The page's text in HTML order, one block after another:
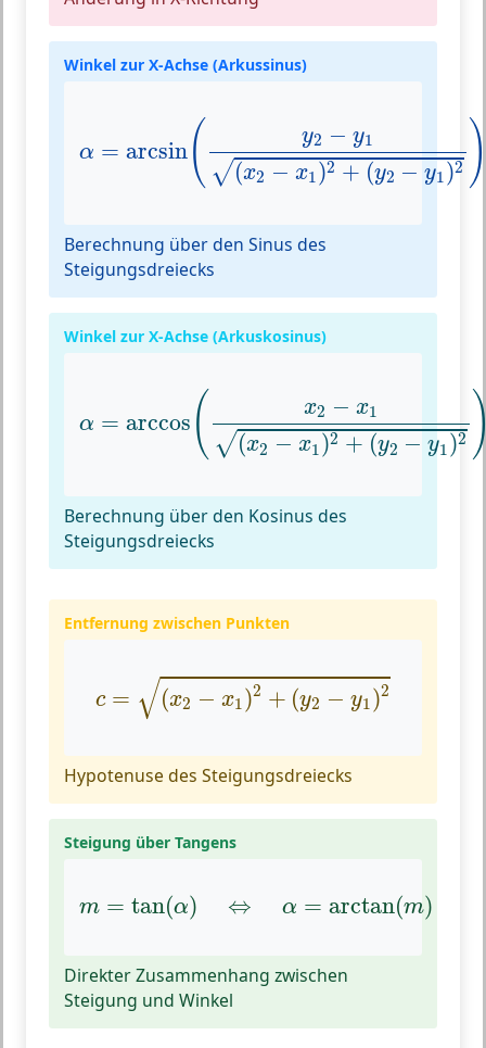
Winkel zur X-Achse (Arkussinus)
α = arcsin( y2 − y1
√(x2 − x1)2 + (y2 − y1)2
y )
Berechnung über den Sinus des
Steigungsdreiecks
Winkel zur X-Achse (Arkuskosinus)
α = arccos ( x2 − x1
√(x2 − x1 )2 + (y2 − y1 )2
x )
Berechnung über den Kosinus des
Steigungsdreiecks
Entfernung zwischen Punkten
c = √(x2 − x1)2 + (y2 − y1)2
(x2−x1)2+(y2−y1)2
Hypotenuse des Steigungsdreiecks
Steigung über Tangens
m = tan(α) ⇔ α = arctan(m)
m=tan( ⇔ arctan(m)
Direkter Zusammenhang zwischen
Steigung und Winkel